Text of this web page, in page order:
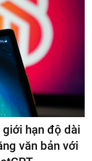
giới hạn độ dài
văn bản với